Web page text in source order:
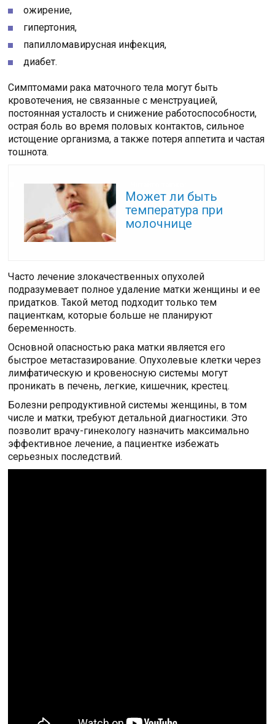
ожирение,
гипертония,
папилломавирусная инфекция,
диабет.
Симптомами рака маточного тела могут быть
кровотечения, не связанные с менструацией,
постоянная усталость и снижение работоспособности,
острая боль во время половых контактов, сильное
истощение организма, а также потеря аппетита и частая
тошнота.
Может ли быть
температура при
молочнице
Часто лечение злокачественных опухолей
подразумевает полное удаление матки женщины и ее
придатков. Такой метод подходит только тем
пациенткам, которые больше не планируют
беременность.
Основной опасностью рака матки является его
быстрое метастазирование. Опухолевые клетки через
лимфатическую и кровеносную системы могут
проникать в печень, легкие, кишечник, крестец.
Болезни репродуктивной системы женщины, в том
числе и матки, требуют детальной диагностики. Это
позволит врачу-гинекологу назначить максимально
эффективное лечение, а пациентке избежать
серьезных последствий.